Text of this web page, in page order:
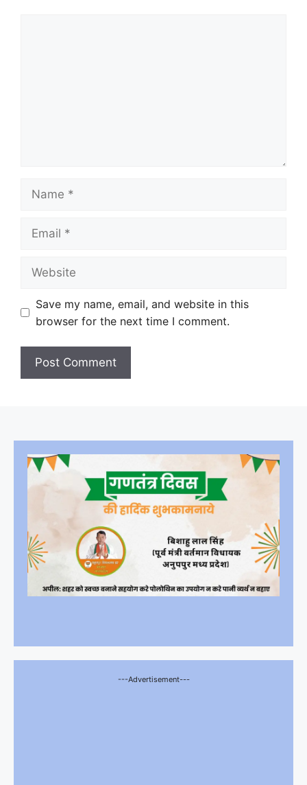
Save my name, email, and website in this
browser for the next time I comment.
---Advertisement---